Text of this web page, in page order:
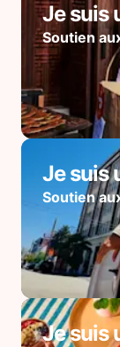
Je suis
Soutien
Je suis
Soutien
Je suis